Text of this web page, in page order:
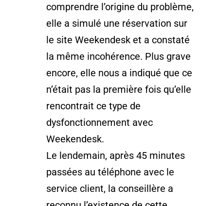
comprendre l’origine du problème,
elle a simulé une réservation sur
le site Weekendesk et a constaté
la même incohérence. Plus grave
encore, elle nous a indiqué que ce
n’était pas la première fois qu’elle
rencontrait ce type de
dysfonctionnement avec
Weekendesk.
Le lendemain, après 45 minutes
passées au téléphone avec le
service client, la conseillère a